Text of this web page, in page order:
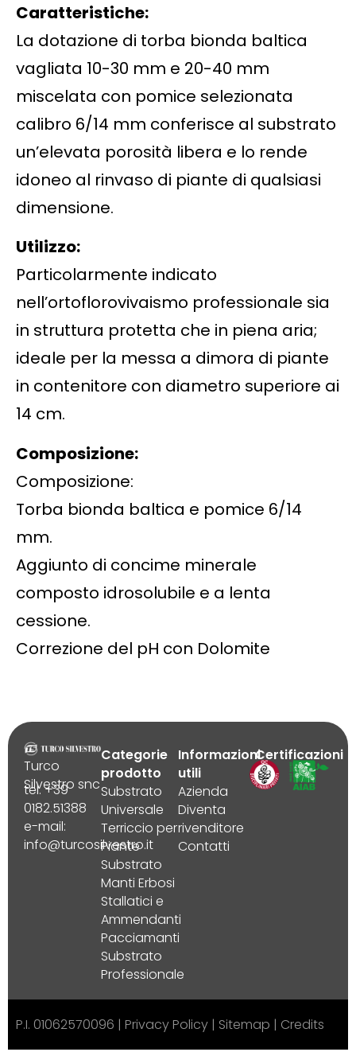
Caratteristiche:
La dotazione di torba bionda baltica
vagliata 10-30 mm e 20-40 mm
miscelata con pomice selezionata
calibro 6/14 mm conferisce al substrato
un’elevata porosità libera e lo rende
idoneo al rinvaso di piante di qualsiasi
dimensione.
Utilizzo:
Particolarmente indicato
nell’ortoflorovivaismo professionale sia
in struttura protetta che in piena aria;
ideale per la messa a dimora di piante
in contenitore con diametro superiore ai
14 cm.
Composizione:
Composizione:
Torba bionda baltica e pomice 6/14
mm.
Aggiunto di concime minerale
composto idrosolubile e a lenta
cessione.
Correzione del pH con Dolomite
Turco
Silvestro snc
tel. +39
0182.51388
e-mail:
info@turcosilvestro.it
Categorie
prodotto
Substrato
Universale
Terriccio per
Piante
Substrato
Manti Erbosi
Stallatici e
Ammendanti
Pacciamanti
Substrato
Professionale
Informazioni
utili
Azienda
Diventa
rivenditore
Contatti
Certificazioni
P.I. 01062570096 | Privacy Policy | Sitemap | Credits